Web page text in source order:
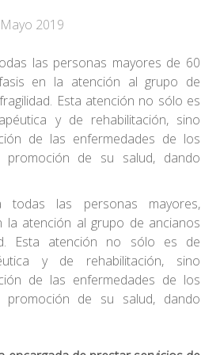
2019
las personas mayores de 60
en la atención al grupo de
Esta atención no sólo es
y de rehabilitación, sino
de las enfermedades de los
promoción de su salud, dando
todas las personas mayores,
la atención al grupo de ancianos
Esta atención no sólo es de
y de rehabilitación, sino
de las enfermedades de los
promoción de su salud, dando